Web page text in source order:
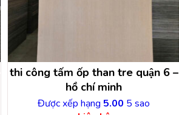
thi công tấm ốp than tre quận 6 –
hồ chí minh
Được xếp hạng 5.00 5 sao